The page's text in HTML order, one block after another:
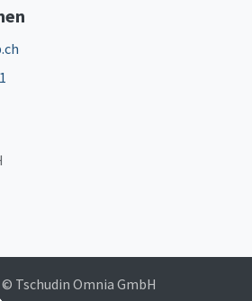
Tschudin Omnia GmbH